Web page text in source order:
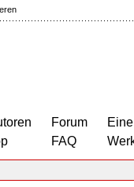
Forum
FAQ